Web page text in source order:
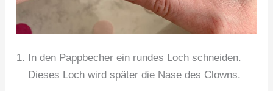
In den Pappbecher ein rundes Loch schneiden.
Dieses Loch wird später die Nase des Clowns.